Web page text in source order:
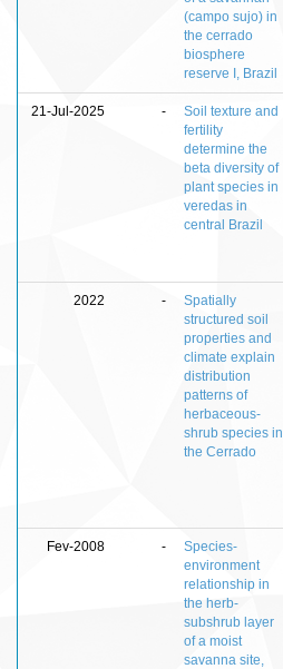
(campo sujo) in
the cerrado
biosphere
reserve I, Brazil
21-Jul-2025 -
Soil texture and
fertility
determine the
beta diversity of
plant species in
veredas in
central Brazil
2022 -
Spatially
structured soil
properties and
climate explain
distribution
patterns of
herbaceous-
shrub species in
the Cerrado
Fev-2008 -
Species-
environment
relationship in
the herb-
subshrub layer
of a moist
savanna site,